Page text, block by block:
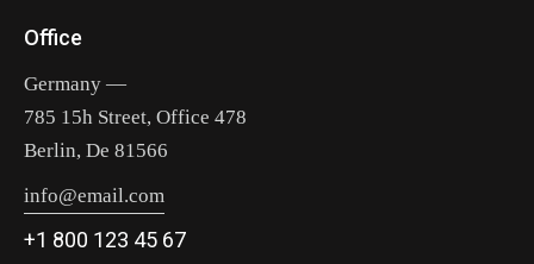
Office
Germany —
785 15h Street, Office 478
Berlin, De 81566
info@email.com
+1 800 123 45 67